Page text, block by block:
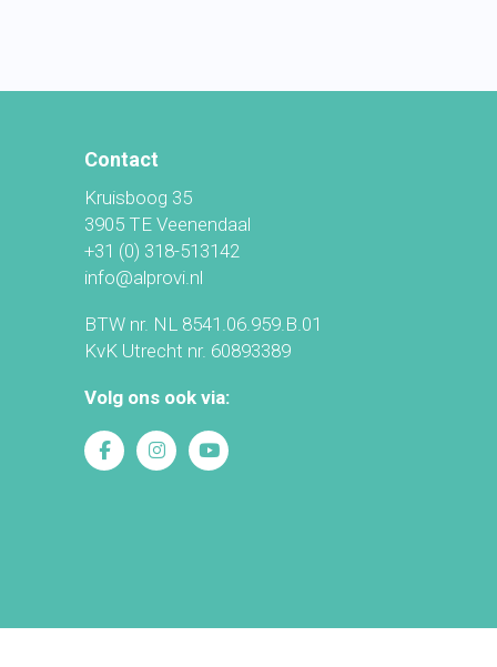
Contact
Kruisboog 35
3905 TE Veenendaal
+31 (0) 318-513142
info@alprovi.nl
BTW nr. NL 8541.06.959.B.01
KvK Utrecht nr. 60893389
Volg ons ook via: